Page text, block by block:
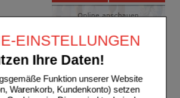
EINSTELLUNGEN
Ihre Daten!
Funktion unserer Website
Warenkorb, Kundenkonto) setzen